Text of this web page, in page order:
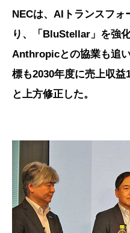
NECは、AIトランスフ
り、「BluStellar」を強
Anthropicとの協業も追
標も2030年度に売上収
と上方修正した。